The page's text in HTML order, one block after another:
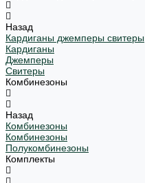
Назад
Кардиганы джемперы свитеры
Кардиганы
Джемперы
Свитеры
Комбинезоны
Назад
Комбинезоны
Комбинезоны
Полукомбинезоны
Комплекты